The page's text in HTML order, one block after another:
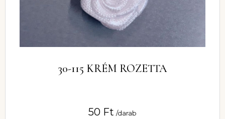
30-115 KRÉM ROZETTA
50 Ft /darab